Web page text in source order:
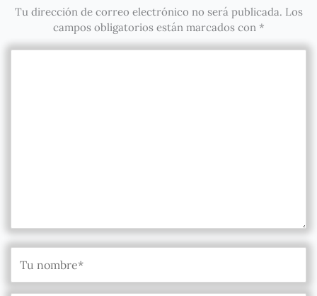
Tu dirección de correo electrónico no será publicada. Los
campos obligatorios están marcados con *